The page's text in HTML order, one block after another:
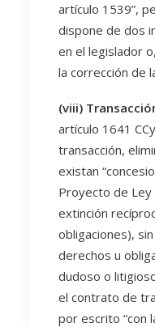
artículo 1539”,
dispone de dos
en el legislador
la corrección de
(viii)
artículo 1641
transacción,
existan
Proyecto de
extinción
obligaciones),
derechos u
dudoso o
el contrato de
por escrito “con